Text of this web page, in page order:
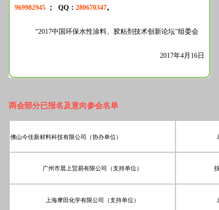
969982945 ； QQ：280670347。
“2017中国环保水性涂料、胶粘剂技术创新论坛”组委会
2017年4月16日
两会部分已报名及意向参会名单
佛山今佳新材料科技有限公司（协办单位）
广州市晨上贸易有限公司（支持单位）
上海摩田化学有限公司（支持单位）